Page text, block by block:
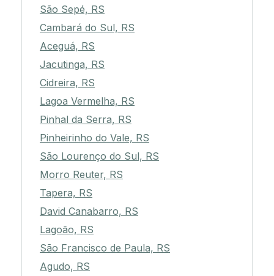
São Sepé, RS
Cambará do Sul, RS
Aceguá, RS
Jacutinga, RS
Cidreira, RS
Lagoa Vermelha, RS
Pinhal da Serra, RS
Pinheirinho do Vale, RS
São Lourenço do Sul, RS
Morro Reuter, RS
Tapera, RS
David Canabarro, RS
Lagoão, RS
São Francisco de Paula, RS
Agudo, RS